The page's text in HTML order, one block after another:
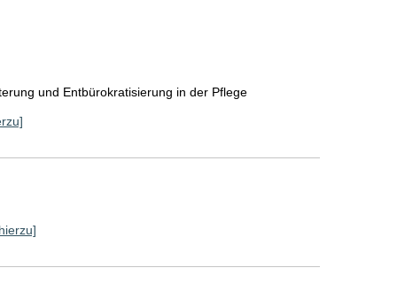
und Entbürokratisierung in der Pflege